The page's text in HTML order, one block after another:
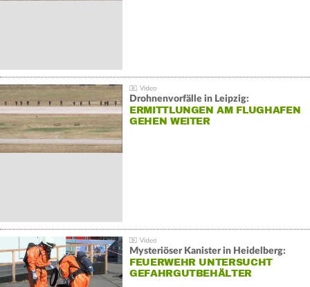
Drohnenvorfälle in Leipzig:
ERMITTLUNGEN AM FLUGHAFEN
GEHEN WEITER
Mysteriöser Kanister in Heidelberg:
FEUERWEHR UNTERSUCHT
GEFAHRGUTBEHÄLTER